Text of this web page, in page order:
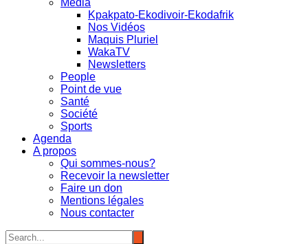
Kpakpato-Ekodivoir-Ekodafrik
Nos Vidéos
Maquis Pluriel
WakaTV
Newsletters
People
Point de vue
Santé
Société
Sports
Agenda
A propos
Qui sommes-nous?
Recevoir la newsletter
Faire un don
Mentions légales
Nous contacter